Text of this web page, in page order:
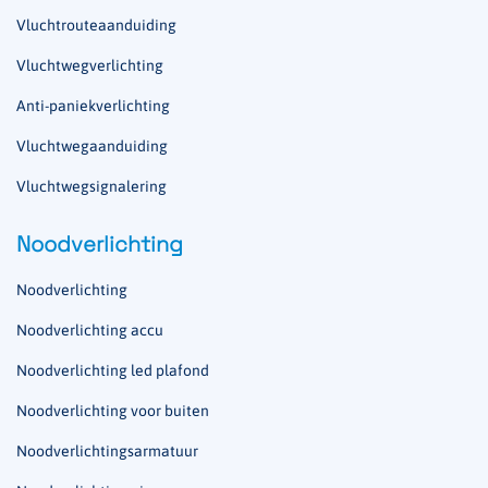
Vluchtrouteaanduiding
Vluchtwegverlichting
Anti-paniekverlichting
Vluchtwegaanduiding
Vluchtwegsignalering
Noodverlichting
Noodverlichting
Noodverlichting accu
Noodverlichting led plafond
Noodverlichting voor buiten
Noodverlichtingsarmatuur